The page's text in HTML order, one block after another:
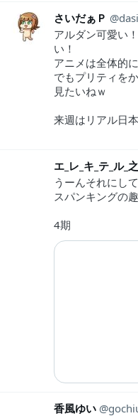
さいだぁＰ
アルダン可愛い
い！
アニメは全体的
でもプリティを
見たいねｗ
来週はリアル日
エ_レ_キ_テ_ル_
うーんそれにし
スパンキングの
4期
香風ゆい